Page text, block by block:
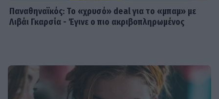
Παναθηναϊκός: Το «χρυσό» deal για το «μπαμ» με
Λιβάι Γκαρσία - Έγινε ο πιο ακριβοπληρωμένος